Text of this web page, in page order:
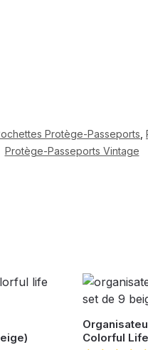
Protège-Passeports
Protège-Passeports Vintage
Colorful